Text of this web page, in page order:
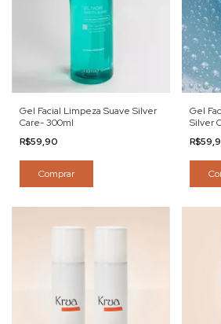
Gel Facial Limpeza Suave Silver
Care- 300ml
R$59,90
Comprar
Gel
Silver